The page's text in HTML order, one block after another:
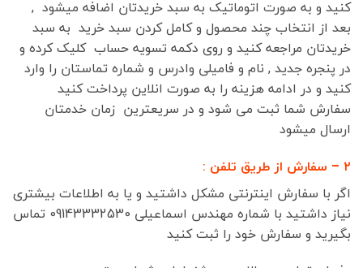
کنید و به صورت اتوماتیک به سبد خریدتان اضافه میشود ,
بعد از انتخاب چند محصول و کامل کردن سبد خرید به سبد
خریدتان مراجعه کنید و روی دکمه تسویه حساب کلیک کرده و
در پنجره جدید , نام و فامیلی وادرس و شماره تماستان را وارد
کنید و در ادامه هزینه را به صورت انلاین پرداخت کنید
سفارش شما ثبت می شود و در سریعترین زمان خدمتان
ارسال میشود
۲ – سفارش از طریق تلفن :
اگر با سفارش اینترنتی مشکل داشتید و یا به اطلاعات بیشتری
نیاز داشتید با شماره مهندس اسماعیلی 09143332530 تماس
بگیرید و سفارش خود را ثبت کنید